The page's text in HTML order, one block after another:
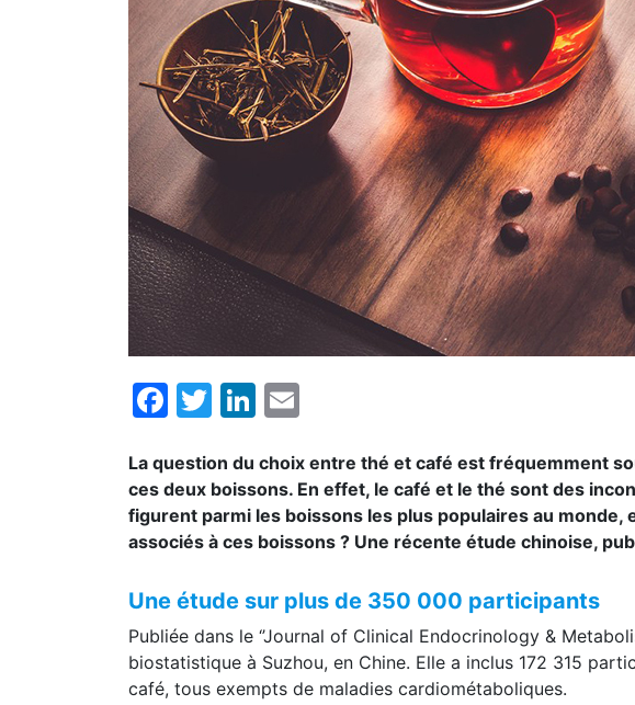
Facebook
TwitterLinkedIn
La question du choix entre thé et café est fréquemment
ces deux boissons. En effet, le café et le thé sont des
figurent parmi les boissons les plus populaires au
associés à ces boissons ? Une récente étude chinoise,
Une étude sur plus de 350 000 participants
Publiée dans le ‘’Journal of Clinical Endocrinology &
biostatistique à Suzhou, en Chine. Elle a inclus 172 315
café, tous exempts de maladies cardiométaboliques.